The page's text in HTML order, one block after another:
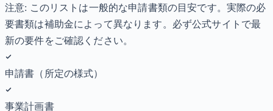
注意: このリストは一般的な申請書類の目安です。実際の必
要書類は補助金によって異なります。必ず公式サイトで最
新の要件をご確認ください。
申請書（所定の様式）
事業計画書